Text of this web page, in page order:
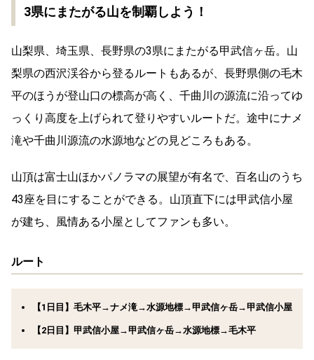
3県にまたがる山を制覇しよう！
山梨県、埼玉県、長野県の3県にまたがる甲武信ヶ岳。山
梨県の西沢渓谷から登るルートもあるが、長野県側の毛木
平のほうが登山口の標高が高く、千曲川の源流に沿ってゆ
っくり高度を上げられて登りやすいルートだ。途中にナメ
滝や千曲川源流の水源地などの見どころもある。
山頂は富士山ほかパノラマの展望が有名で、百名山のうち
43座を目にすることができる。山頂直下には甲武信小屋
が建ち、風情ある小屋としてファンも多い。
ルート
【1日目】毛木平→ナメ滝→水源地標→甲武信ヶ岳→甲武信小屋
【2日目】甲武信小屋→甲武信ヶ岳→水源地標→毛木平